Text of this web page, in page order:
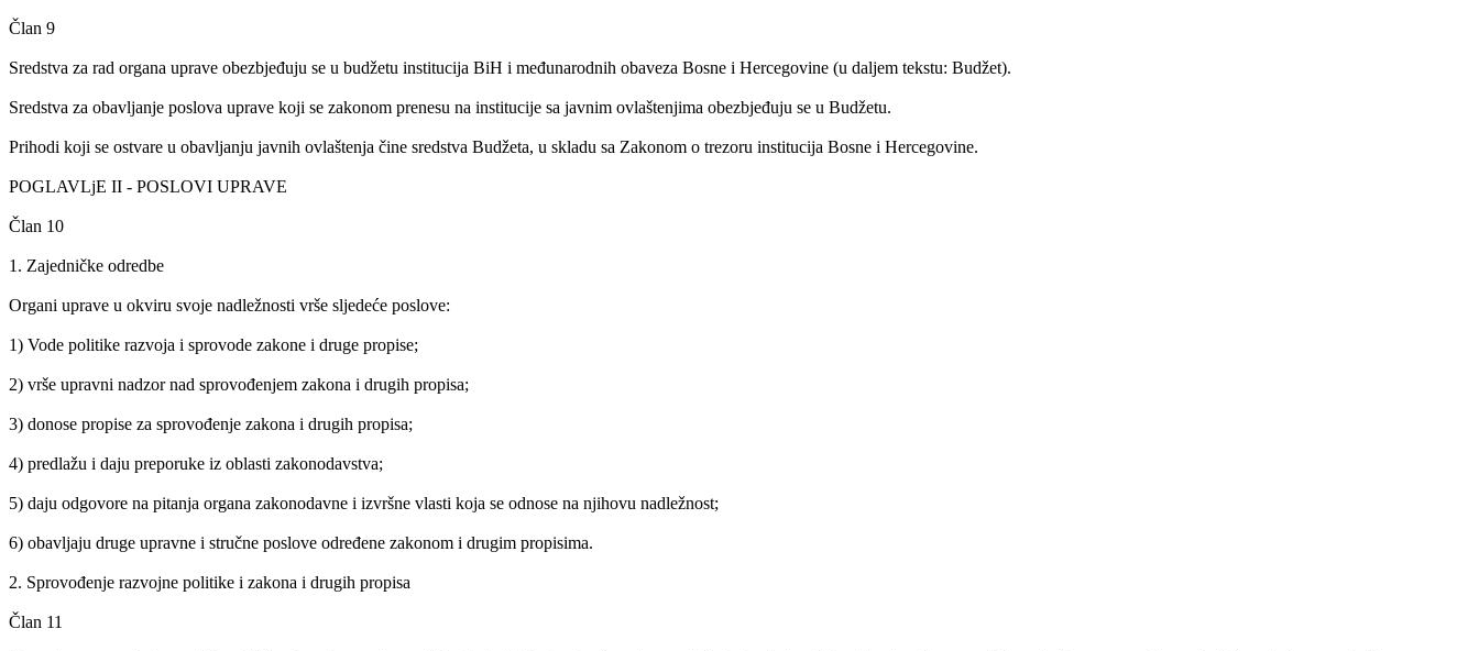
Član 9
Sredstva za rad organa uprave obezbjeđuju se u budžetu institucija BiH i međunarodnih obaveza Bosne i Hercegovine (u daljem tekstu: Budžet).
Sredstva za obavljanje poslova uprave koji se zakonom prenesu na institucije sa javnim ovlaštenjima obezbjeđuju se u Budžetu.
Prihodi koji se ostvare u obavljanju javnih ovlaštenja čine sredstva Budžeta, u skladu sa Zakonom o trezoru institucija Bosne i Hercegovine.
POGLAVLjE II - POSLOVI UPRAVE
Član 10
1. Zajedničke odredbe
Organi uprave u okviru svoje nadležnosti vrše sljedeće poslove:
1) Vode politike razvoja i sprovode zakone i druge propise;
2) vrše upravni nadzor nad sprovođenjem zakona i drugih propisa;
3) donose propise za sprovođenje zakona i drugih propisa;
4) predlažu i daju preporuke iz oblasti zakonodavstva;
5) daju odgovore na pitanja organa zakonodavne i izvršne vlasti koja se odnose na njihovu nadležnost;
6) obavljaju druge upravne i stručne poslove određene zakonom i drugim propisima.
2. Sprovođenje razvojne politike i zakona i drugih propisa
Član 11